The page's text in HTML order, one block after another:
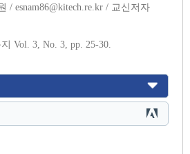
/ esnam86@kitech.re.kr / 교신저자
Vol. 3, No. 3, pp. 25-30.